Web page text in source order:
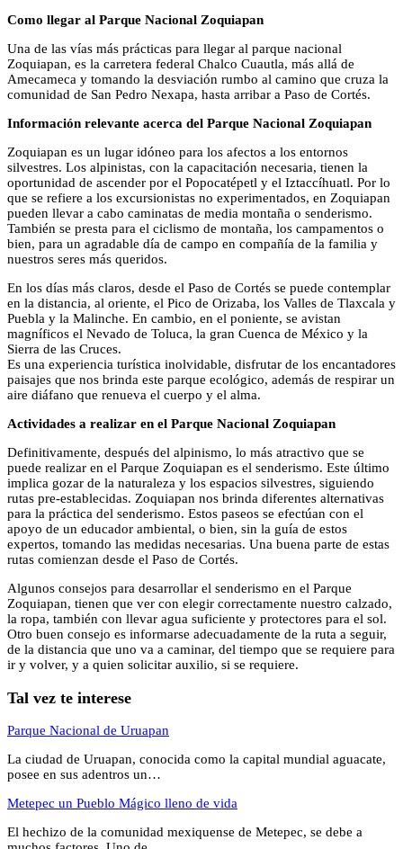
Como llegar al Parque Nacional Zoquiapan
Una de las vías más prácticas para llegar al parque nacional
Zoquiapan, es la carretera federal Chalco Cuautla, más allá de
Amecameca y tomando la desviación rumbo al camino que cruza la
comunidad de San Pedro Nexapa, hasta arribar a Paso de Cortés.
Información relevante acerca del Parque Nacional Zoquiapan
Zoquiapan es un lugar idóneo para los afectos a los entornos
silvestres. Los alpinistas, con la capacitación necesaria, tienen la
oportunidad de ascender por el Popocatépetl y el Iztaccíhuatl. Por lo
que se refiere a los excursionistas no experimentados, en Zoquiapan
pueden llevar a cabo caminatas de media montaña o senderismo.
También se presta para el ciclismo de montaña, los campamentos o
bien, para un agradable día de campo en compañía de la familia y
nuestros seres más queridos.
En los días más claros, desde el Paso de Cortés se puede contemplar
en la distancia, al oriente, el Pico de Orizaba, los Valles de Tlaxcala y
Puebla y la Malinche. En cambio, en el poniente, se avistan
magníficos el Nevado de Toluca, la gran Cuenca de México y la
Sierra de las Cruces.
Es una experiencia turística inolvidable, disfrutar de los encantadores
paisajes que nos brinda este parque ecológico, además de respirar un
aire diáfano que renueva el cuerpo y el alma.
Actividades a realizar en el Parque Nacional Zoquiapan
Definitivamente, después del alpinismo, lo más atractivo que se
puede realizar en el Parque Zoquiapan es el senderismo. Este último
implica gozar de la naturaleza y los espacios silvestres, siguiendo
rutas pre-establecidas. Zoquiapan nos brinda diferentes alternativas
para la práctica del senderismo. Estos paseos se efectúan con el
apoyo de un educador ambiental, o bien, sin la guía de estos
expertos, tomando las medidas necesarias. Una buena parte de estas
rutas comienzan desde el Paso de Cortés.
Algunos consejos para desarrollar el senderismo en el Parque
Zoquiapan, tienen que ver con elegir correctamente nuestro calzado,
la ropa, también con llevar agua suficiente y protectores para el sol.
Otro buen consejo es informarse adecuadamente de la ruta a seguir,
de la distancia que uno va a caminar, del tiempo que se requiere para
ir y volver, y a quien solicitar auxilio, si se requiere.
Tal vez te interese
Parque Nacional de Uruapan
La ciudad de Uruapan, conocida como la capital mundial aguacate,
posee en sus adentros un…
Metepec un Pueblo Mágico lleno de vida
El hechizo de la comunidad mexiquense de Metepec, se debe a